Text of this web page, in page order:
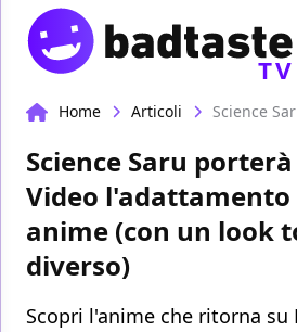
TV
Home Articoli
Science Saru
Video
anime (con un look
diverso)
Scopri l'anime che ritorna su